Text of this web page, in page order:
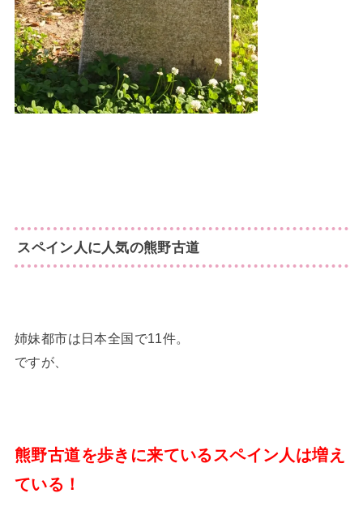
スペイン人に人気の熊野古道
姉妹都市は日本全国で11件。
ですが、
熊野古道を歩きに来ているスペイン人は増え
ている！